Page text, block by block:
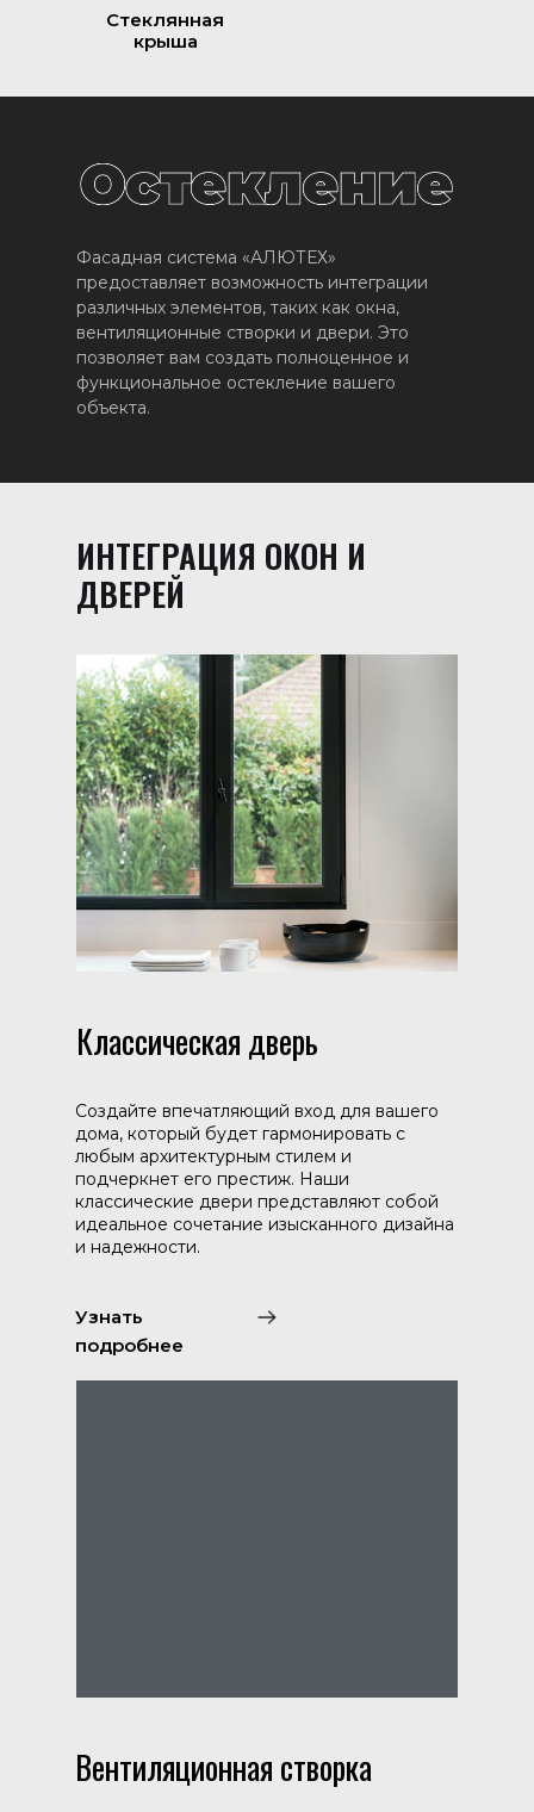
Стеклянная
крыша
Фасадная система «АЛЮТЕХ»
предоставляет возможность интеграции
различных элементов, таких как окна,
вентиляционные створки и двери. Это
позволяет вам создать полноценное и
функциональное остекление вашего
объекта.
Узнать
подробнее
ИНТЕГРАЦИЯ ОКОН И
ДВЕРЕЙ
Создайте впечатляющий вход для вашего
дома, который будет гармонировать с
любым архитектурным стилем и
подчеркнет его престиж. Наши
классические двери представляют собой
идеальное сочетание изысканного дизайна
и надежности.
Классическая дверь
Вентиляционная створка